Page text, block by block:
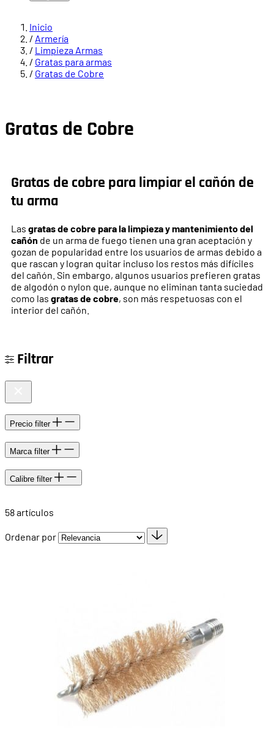
Inicio
/ Armería
/ Limpieza Armas
/ Gratas para armas
/ Gratas de Cobre
Gratas de Cobre
Gratas de cobre para limpiar el cañón de
tu arma
Las gratas de cobre para la limpieza y mantenimiento del
cañón de un arma de fuego tienen una gran aceptación y
gozan de popularidad entre los usuarios de armas debido a
que rascan y logran quitar incluso los restos más difíciles
del cañón. Sin embargo, algunos usuarios prefieren gratas
de algodón o nylon que, aunque no eliminan tanta suciedad
como las gratas de cobre, son más respetuosas con el
interior del cañón.
Filtrar
Precio filter
Marca filter
Calibre filter
58artículos
Ordenar por